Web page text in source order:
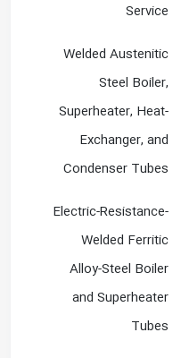
Service
Welded Austenitic
Steel Boiler,
Superheater, Heat-
Exchanger, and
Condenser Tubes
Electric-Resistance-
Welded Ferritic
Alloy-Steel Boiler
and Superheater
Tubes